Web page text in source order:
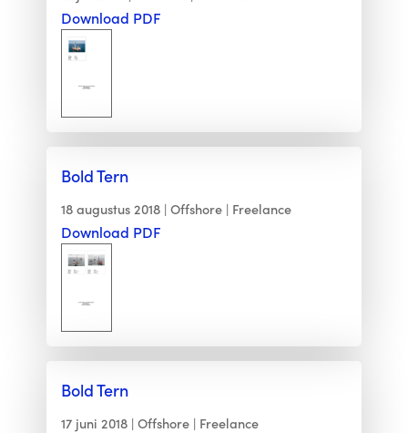
Download PDF
Bold Tern
18 augustus 2018 Offshore Freelance
Download PDF
Bold Tern
17 juni 2018 Offshore Freelance